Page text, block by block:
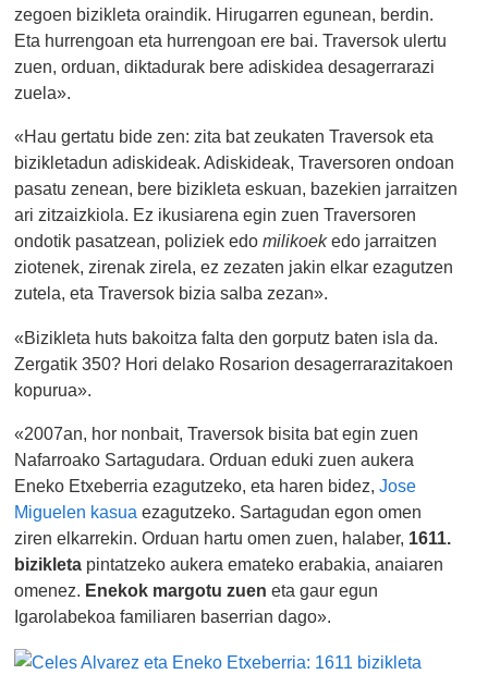
zegoen bizikleta oraindik. Hirugarren egunean, berdin.
Eta hurrengoan eta hurrengoan ere bai. Traversok ulertu
zuen, orduan, diktadurak bere adiskidea desagerrarazi
zuela».
«Hau gertatu bide zen: zita bat zeukaten Traversok eta
bizikletadun adiskideak. Adiskideak, Traversoren ondoan
pasatu zenean, bere bizikleta eskuan, bazekien jarraitzen
ari zitzaizkiola. Ez ikusiarena egin zuen Traversoren
ondotik pasatzean, poliziek edomilikoekedo jarraitzen
ziotenek, zirenak zirela, ez zezaten jakin elkar ezagutzen
zutela, eta Traversok bizia salba zezan».
«Bizikleta huts bakoitza falta den gorputz baten isla da.
Zergatik 350? Hori delako Rosarion desagerrarazitakoen
kopurua».
«2007an, hor nonbait, Traversok bisita bat egin zuen
Nafarroako Sartagudara. Orduan eduki zuen aukera
Eneko Etxeberria ezagutzeko, eta haren bidez,Jose
Miguelen kasua ezagutzeko. Sartagudan egon omen
ziren elkarrekin. Orduan hartu omen zuen, halaber, 1611.
bizikleta pintatzeko aukera emateko erabakia, anaiaren
omenez. Enekok margotu zuen eta gaur egun
Igarolabekoa familiaren baserrian dago».